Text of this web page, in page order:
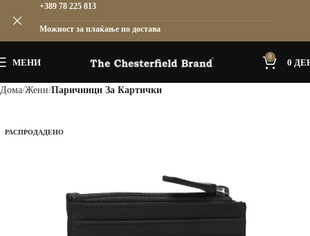
МЕНИ
0
0
Дома Жени Паричници За Картички
РАСПРОДАДЕНО
+389 78 225 813
Можност за плаќање по достава